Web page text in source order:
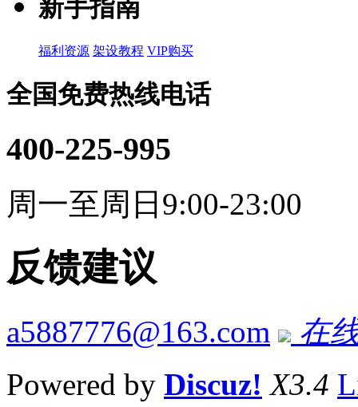
新手指南
福利资源 架设教程 VIP购买
全国免费热线电话
400-225-995
周一至周日9:00-23:00
反馈建议
a5887776@163.com
在
Powered by Discuz! X3.4